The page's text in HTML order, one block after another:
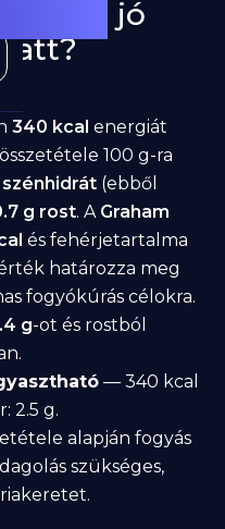
jó
340 kcal energiát
100 g-ra
szénhidrát (ebből
g rost. A Graham
és fehérjetartalma
határozza meg
fogyókúrás célokra.
g-ot és rostból
— 340 kcal
2.5 g.
alapján fogyás
szükséges,